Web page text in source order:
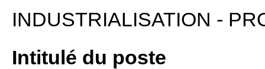
INDUSTRIALISATION -
Intitulé du poste